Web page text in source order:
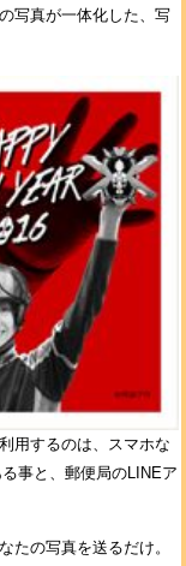
写真が一体化した、写
用するのは、スマホな
事と、郵便局のLINEア
たの写真を送るだけ。